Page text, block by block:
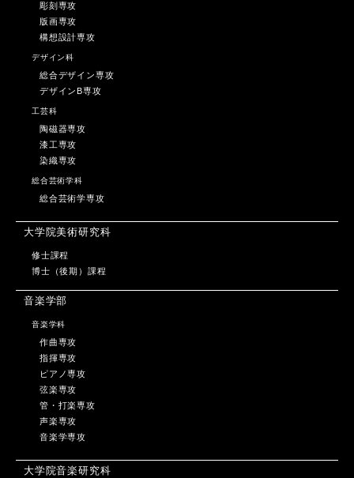
彫刻専攻
版画専攻
構想設計専攻
デザイン科
総合デザイン専攻
デザインB専攻
工芸科
陶磁器専攻
漆工専攻
染織専攻
総合芸術学科
総合芸術学専攻
大学院美術研究科
修士課程
博士（後期）課程
音楽学部
音楽学科
作曲専攻
指揮専攻
ピアノ専攻
弦楽専攻
管・打楽専攻
声楽専攻
音楽学専攻
大学院音楽研究科